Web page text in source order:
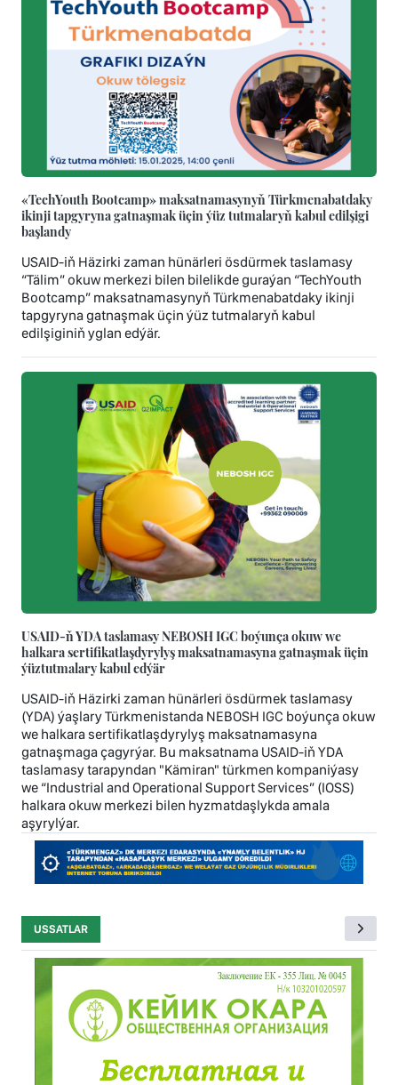
«TechYouth Bootcamp» maksatnamasynyň Türkmenabatdaky
ikinji tapgyryna gatnaşmak üçin ýüz tutmalaryň kabul edilşigi
başlandy
USAID-iň Häzirki zaman hünärleri ösdürmek taslamasy
“Tälim” okuw merkezi bilen bilelikde guraýan “TechYouth
Bootcamp” maksatnamasynyň Türkmenabatdaky ikinji
tapgyryna gatnaşmak üçin ýüz tutmalaryň kabul
edilşiginiň yglan edýär.
USAID-ň YDA taslamasy NEBOSH IGC boýunça okuw we
halkara sertifikatlaşdyrylyş maksatnamasyna gatnaşmak üçin
ýüztutmalary kabul edýär
USAID-iň Häzirki zaman hünärleri ösdürmek taslamasy
(YDA) ýaşlary Türkmenistanda NEBOSH IGC boýunça okuw
we halkara sertifikatlaşdyrylyş maksatnamasyna
gatnaşmaga çagyrýar. Bu maksatnama USAID-iň YDA
taslamasy tarapyndan "Kämiran" türkmen kompaniýasy
we “Industrial and Operational Support Services” (IOSS)
halkara okuw merkezi bilen hyzmatdaşlykda amala
aşyrylýar.
USSATLAR